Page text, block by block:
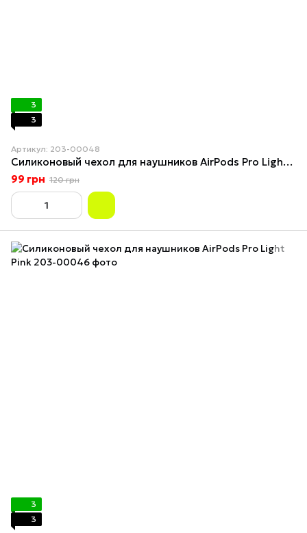
3
3
Артикул: 203-00048
Силиконовый чехол для наушников AirPods Pro Light Green
99 грн 120 грн
3
3